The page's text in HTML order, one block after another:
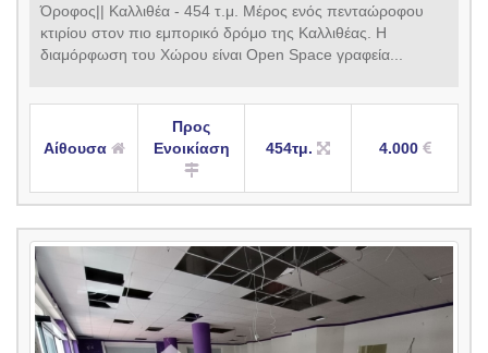
Όροφος|| Καλλιθέα - 454 τ.μ. Μέρος ενός πενταώροφου
κτιρίου στον πιο εμπορικό δρόμο της Καλλιθέας. Η
διαμόρφωση του Χώρου είναι Open Space γραφεία...
Αίθουσα
Προς
Ενοικίαση
454τμ. 4.000